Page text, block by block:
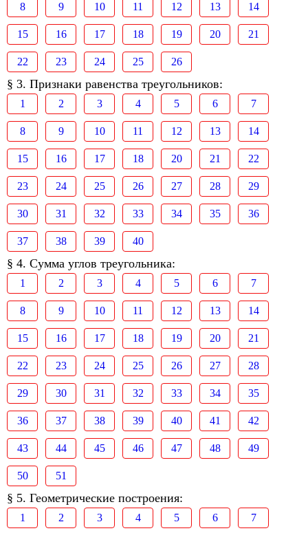
8 9 10 11 12 13 14
15 16 17 18 19 20 21
22 23 24 25 26
§ 3. Признаки равенства треугольников:
1 2 3 4 5 6 7
8 9 10 11 12 13 14
15 16 17 18 20 21 22
23 24 25 26 27 28 29
30 31 32 33 34 35 36
37 38 39 40
§ 4. Сумма углов треугольника:
1 2 3 4 5 6 7
8 9 10 11 12 13 14
15 16 17 18 19 20 21
22 23 24 25 26 27 28
29 30 31 32 33 34 35
36 37 38 39 40 41 42
43 44 45 46 47 48 49
50 51
§ 5. Геометрические построения:
1 2 3 4 5 6 7